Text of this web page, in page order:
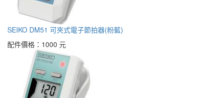
SEIKO DM51 可夾式電子節拍器(粉藍)
配件價格： 1000 元